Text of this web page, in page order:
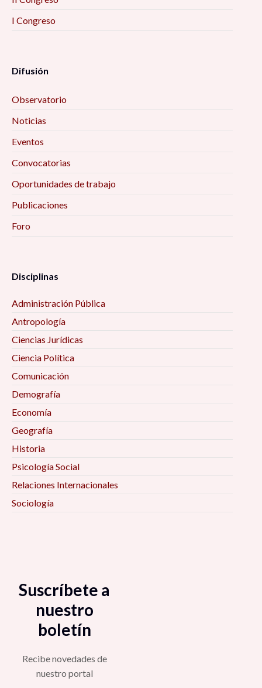
I Congreso
Difusión
Observatorio
Noticias
Eventos
Convocatorias
Oportunidades de trabajo
Publicaciones
Foro
Disciplinas
Administración Pública
Antropología
Ciencias Jurídicas
Ciencia Política
Comunicación
Demografía
Economía
Geografía
Historia
Psicología Social
Relaciones Internacionales
Sociología
Suscríbete a
nuestro
boletín
Recibe novedades de
nuestro portal